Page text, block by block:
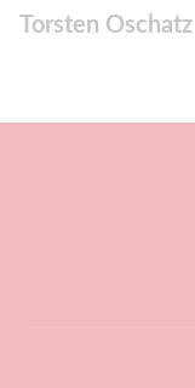
Torsten Oschatz